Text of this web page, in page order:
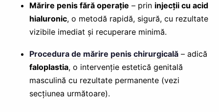
Mărire penis fără operație – prin injecții cu acid
hialuronic, o metodă rapidă, sigură, cu rezultate
vizibile imediat și recuperare minimă.
Procedura de mărire penis chirurgicală– adică
faloplastia, o intervenție estetică genitală
masculină cu rezultate permanente (vezi
secțiunea următoare).